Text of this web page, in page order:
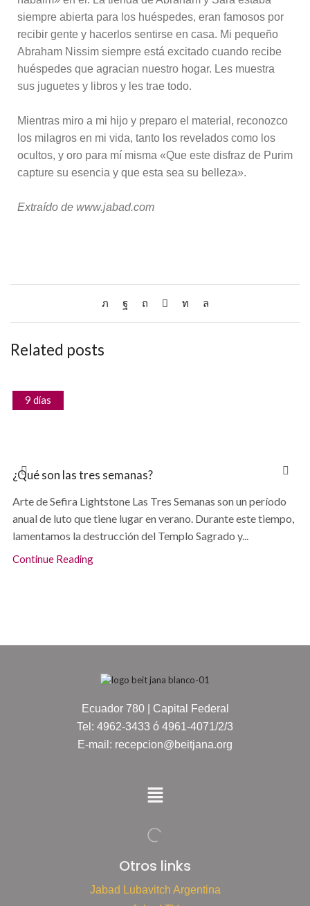
siempre abierta para los huéspedes, eran famosos por
recibir gente y hacerlos sentirse en casa. Mi pequeño
Abraham Nissim siempre está excitado cuando recibe
huéspedes que agracian nuestro hogar. Les muestra
sus juguetes y libros y les trae todo.
Mientras miro a mi hijo y preparo el material, reconozco
los milagros en mi vida, tanto los revelados como los
ocultos, y oro para mí misma «Que este disfraz de Purim
capture su esencia y que esta sea su belleza».
Extraído de www.jabad.com
Related posts
9 días
¿Qué son las tres semanas?
Arte de Sefira Lightstone Las Tres Semanas son un período
anual de luto que tiene lugar en verano. Durante este tiempo,
lamentamos la destrucción del Templo Sagrado y...
Continue Reading
Ecuador 780 | Capital Federal
Tel: 4962-3433 ó 4961-4071/2/3
E-mail: recepcion@beitjana.org
Otros links
Jabad Lubavitch Argentina